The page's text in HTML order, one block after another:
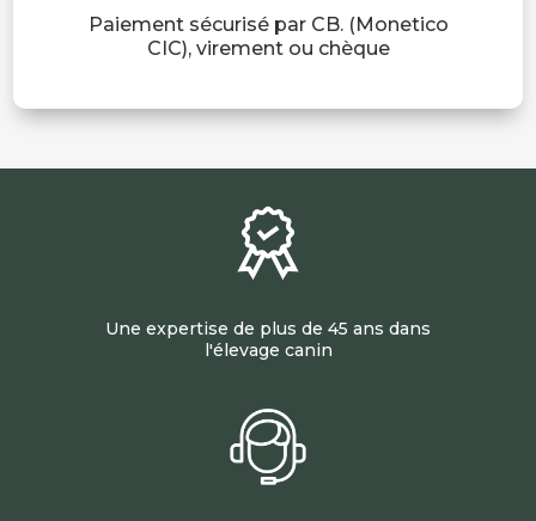
Paiement sécurisé par CB. (Monetico
CIC), virement ou chèque
Une expertise de plus de 45 ans dans
l'élevage canin